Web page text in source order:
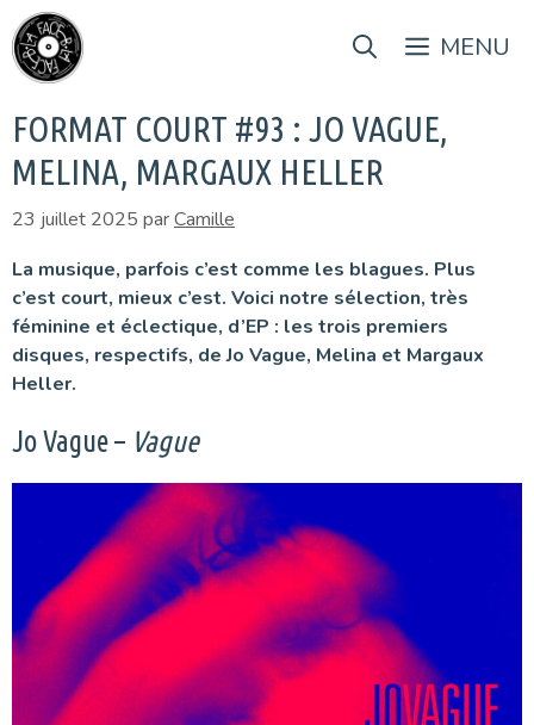
Aller
au
contenu
MENU
FORMAT COURT #93 : JO VAGUE,
MELINA, MARGAUX HELLER
23 juillet 2025 parCamille
La musique, parfois c’est comme les blagues. Plus
c’est court, mieux c’est. Voici notre sélection, très
féminine et éclectique, d’EP : les trois premiers
disques, respectifs, de Jo Vague, Melina et Margaux
Heller.
Jo Vague – Vague